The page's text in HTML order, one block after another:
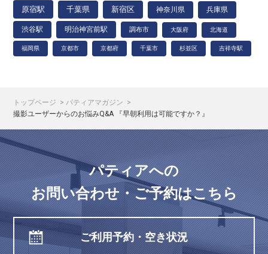
原宿駅 千葉県 新宿区 神奈川県 兵庫県
渋谷駅 明治神宮前駅 調布市 大阪府 北海道
福岡県 京都市 京都府 千葉市 杉並区 吉祥寺駅
トップページ
パティアマガジン
撮影ユーザーからのお悩みQ&A 『早朝利用は可能ですか？』
パティアへの
お問い合わせ・ご予約はこちら
ご利用予約・空き状況